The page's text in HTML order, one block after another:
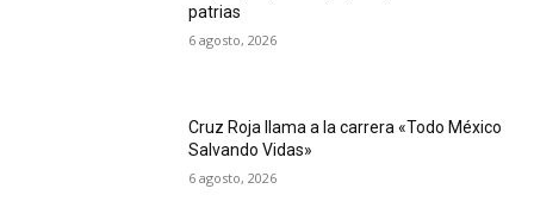
patrias
6 agosto, 2026
Cruz Roja llama a la carrera «Todo México
Salvando Vidas»
6 agosto, 2026